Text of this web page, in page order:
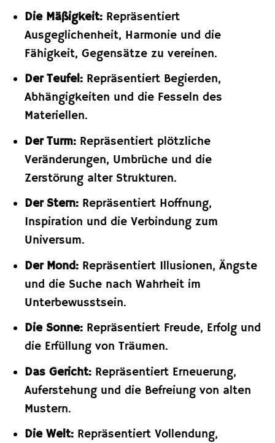
Die Mäßigkeit:Repräsentiert
Ausgeglichenheit, Harmonie und die
Fähigkeit, Gegensätze zu vereinen.
Der Teufel:Repräsentiert Begierden,
Abhängigkeiten und die Fesseln des
Materiellen.
Der Turm:Repräsentiert plötzliche
Veränderungen, Umbrüche und die
Zerstörung alter Strukturen.
Der Stern:Repräsentiert Hoffnung,
Inspiration und die Verbindung zum
Universum.
Der Mond:Repräsentiert Illusionen, Ängste
und die Suche nach Wahrheit im
Unterbewusstsein.
Die Sonne:Repräsentiert Freude, Erfolg und
die Erfüllung von Träumen.
Das Gericht:Repräsentiert Erneuerung,
Auferstehung und die Befreiung von alten
Mustern.
Die Welt:Repräsentiert Vollendung,